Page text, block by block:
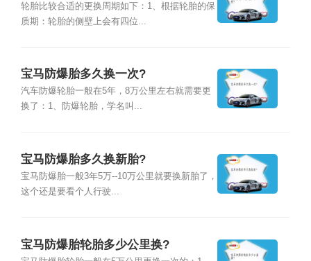
轮胎比较合适的更换周期如下：1、根据轮胎的保
质期：轮胎的侧壁上会有四位...
宝马防爆胎多久换一次?
汽车防爆轮胎一般在5年，8万公里左右就需要更
换了：1、防爆轮胎，学名叫...
宝马防爆胎多久换新胎?
宝马防爆胎一般3年5万--10万公里就要换新胎了，
这个还是要看个人行驶...
宝马防爆胎轮胎多少公里换?